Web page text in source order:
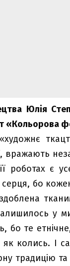
Юлія
«Кольорова
«художнє
вражають
роботах є
бо
у
бо те
колись. І
традицію